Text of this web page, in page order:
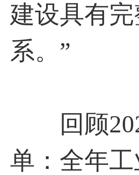
建设具有
系。”
回顾
单：全年